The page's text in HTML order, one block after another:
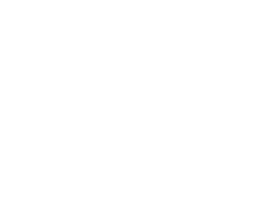
في المملكة العربية السعودية